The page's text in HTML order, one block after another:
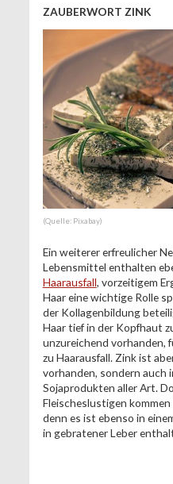
ZAUBERWORT ZINK
(Quelle: Pixabay)
Ein weiterer erfreulicher
Lebensmittel enthalten
Haarausfall, vorzeitigem
Haar eine wichtige Rolle
der Kollagenbildung
Haar tief in der Kopfhaut
unzureichend vorhanden,
zu Haarausfall. Zink ist
vorhanden, sondern auch
Sojaprodukten aller Art.
Fleischeslustigen
denn es ist ebenso in
in gebratener Leber